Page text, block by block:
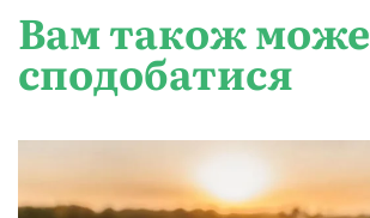
Вам також може
сподобатися